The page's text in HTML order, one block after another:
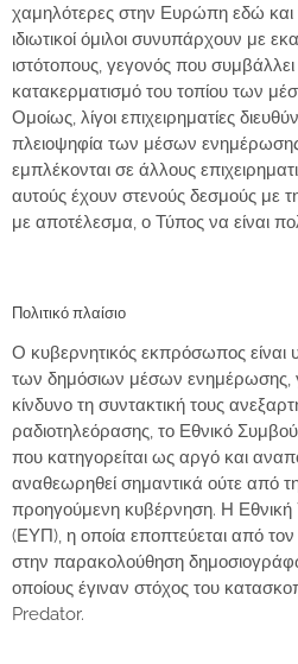
χαμηλότερες στην Ευρώπη εδώ και
ιδιωτικοί όμιλοι συνυπάρχουν με
ιστότοπους, γεγονός που
κατακερματισμό του τοπίου των
Ομοίως, λίγοι επιχειρηματίες
πλειοψηφία των μέσων
εμπλέκονται σε άλλους
αυτούς έχουν στενούς δεσμούς με
με αποτέλεσμα, ο Τύπος να είναι
Πολιτικό πλαίσιο
Ο κυβερνητικός εκπρόσωπος είναι
των δημόσιων μέσων ενημέρωσης,
κίνδυνο τη συντακτική τους
ραδιοτηλεόρασης, το Εθνικό
που κατηγορείται ως αργό και
αναθεωρηθεί σημαντικά ούτε από
προηγούμενη κυβέρνηση. Η
(ΕΥΠ), η οποία εποπτεύεται από
στην παρακολούθηση
οποίους έγιναν στόχος του
Predator.